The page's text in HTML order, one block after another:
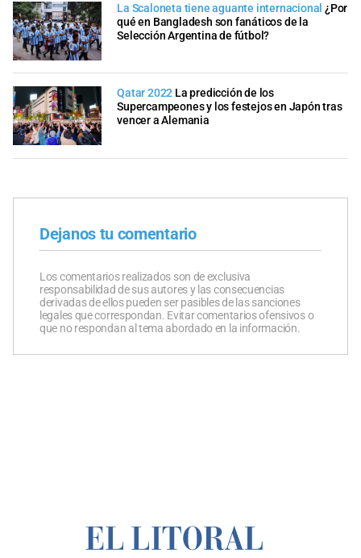
La Scaloneta tiene aguante internacional ¿Por
qué en Bangladesh son fanáticos de la
Selección Argentina de fútbol?
Qatar 2022 La predicción de los
Supercampeones y los festejos en Japón tras
vencer a Alemania
Dejanos tu comentario
Los comentarios realizados son de exclusiva
responsabilidad de sus autores y las consecuencias
derivadas de ellos pueden ser pasibles de las sanciones
legales que correspondan. Evitar comentarios ofensivos o
que no respondan al tema abordado en la información.